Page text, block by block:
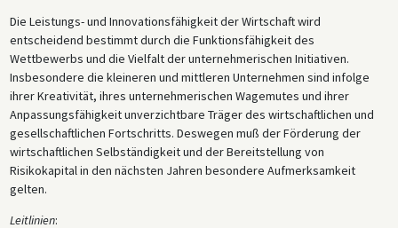
Die Leistungs- und Innovationsfähigkeit der Wirtschaft wird
entscheidend bestimmt durch die Funktionsfähigkeit des
Wettbewerbs und die Vielfalt der unternehmerischen Initiativen.
Insbesondere die kleineren und mittleren Unternehmen sind infolge
ihrer Kreativität, ihres unternehmerischen Wagemutes und ihrer
Anpassungsfähigkeit unverzichtbare Träger des wirtschaftlichen und
gesellschaftlichen Fortschritts. Deswegen muß der Förderung der
wirtschaftlichen Selbständigkeit und der Bereitstellung von
Risikokapital in den nächsten Jahren besondere Aufmerksamkeit
gelten.
Leitlinien: